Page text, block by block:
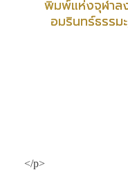
พิมพ์แห่งจุฬาล
อมรินทร์ธรรม
</p>